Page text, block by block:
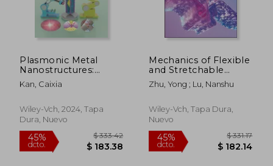
40%
dcto.
40%
dcto.
Plasmonic Metal
Nanostructures:
Preparation,
Characterization, and
Inglés)
Kan, Caixia
Wiley-Vch, 2024, Tapa
Dura, Nuevo
Mechanics of Flexible
and Stretchable
Electronics (en
Inglés)
Zhu, Yong ; Lu, Nanshu
Wiley-Vch, Tapa Dura,
Nuevo